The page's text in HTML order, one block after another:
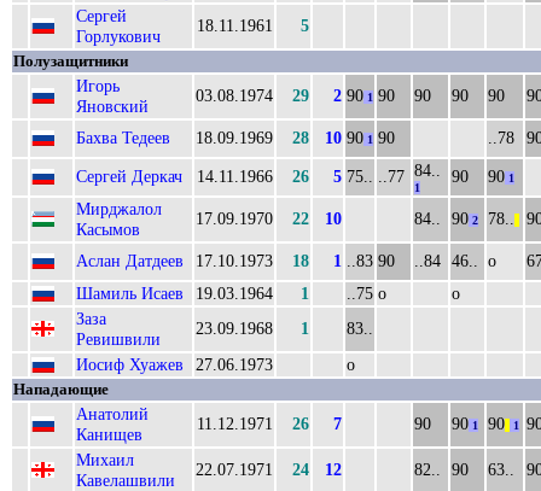
Сергей
Горлукович
18.11.1961 5
Полузащитники
Игорь
Яновский
03.08.1974 29 2 90 1 90 90 90 90
Бахва Тедеев 18.09.1969 28 10 90 1 90 ..78
Сергей Деркач
14.11.1966 26 5 75.. ..77 84..
1
90 90 1
Мирджалол
Касымов
17.09.1970 22 10 84.. 90 2 78..
Аслан Датдеев 17.10.1973 18 1 ..83 90 ..84 46.. о
Шамиль Исаев
19.03.1964 1 ..75 о
о
Заза
Ревишвили
23.09.1968 1
83..
Иосиф Хуажев
27.06.1973 о
Нападающие
Анатолий
Канищев
11.12.1971 26 7 90 90 1 90 1
Михаил
Кавелашвили
22.07.1971 24 12 82.. 90 63..